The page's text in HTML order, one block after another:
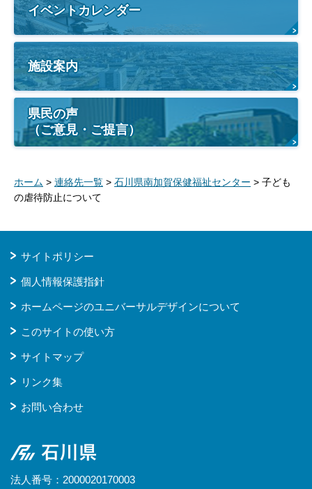
イベントカレンダー
施設案内
県民の声
（ご意見・ご提言）
ホーム > 連絡先一覧 > 石川県南加賀保健福祉センター > 子ども
の虐待防止について
サイトポリシー
個人情報保護指針
ホームページのユニバーサルデザインについて
このサイトの使い方
サイトマップ
リンク集
お問い合わせ
石川県
法人番号：2000020170003